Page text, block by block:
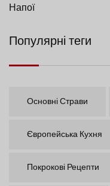
Напої
Популярні теги
Основні Страви
Європейська Кухня
Покрокові Рецепти